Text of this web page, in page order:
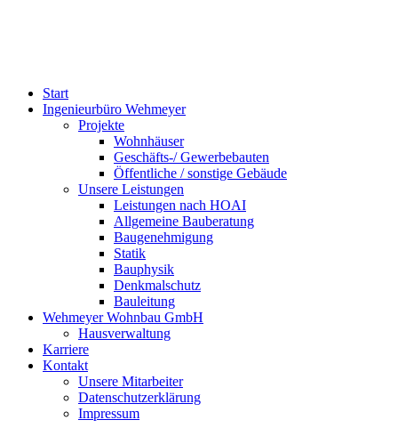
Start
Ingenieurbüro Wehmeyer
Projekte
Wohnhäuser
Geschäfts-/ Gewerbebauten
Öffentliche / sonstige Gebäude
Unsere Leistungen
Leistungen nach HOAI
Allgemeine Bauberatung
Baugenehmigung
Statik
Bauphysik
Denkmalschutz
Bauleitung
Wehmeyer Wohnbau GmbH
Hausverwaltung
Karriere
Kontakt
Unsere Mitarbeiter
Datenschutzerklärung
Impressum